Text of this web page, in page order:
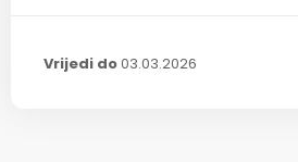
Vrijedi do03.03.2026